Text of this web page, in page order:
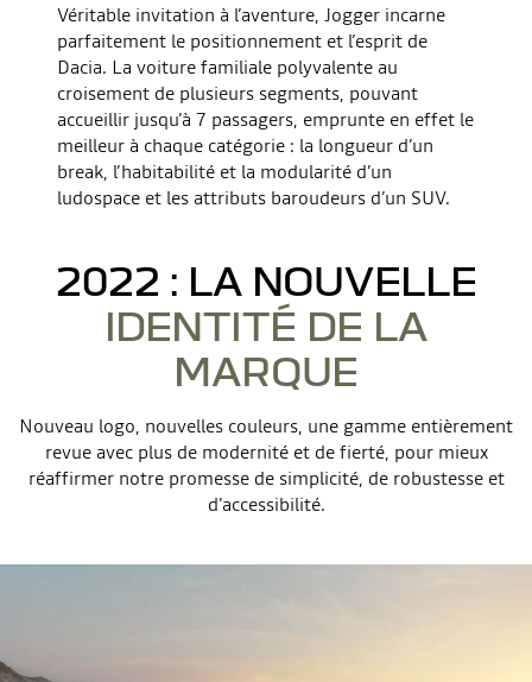
Véritable invitation à l’aventure, Jogger incarne
parfaitement le positionnement et l’esprit de
Dacia. La voiture familiale polyvalente au
croisement de plusieurs segments, pouvant
accueillir jusqu’à 7 passagers, emprunte en effet le
meilleur à chaque catégorie : la longueur d’un
break, l’habitabilité et la modularité d’un
ludospace et les attributs baroudeurs d’un SUV.
2022 : LA NOUVELLE
IDENTITÉ DE LA
MARQUE
Nouveau logo, nouvelles couleurs, une gamme entièrement
revue avec plus de modernité et de fierté, pour mieux
réaffirmer notre promesse de simplicité, de robustesse et
d'accessibilité.